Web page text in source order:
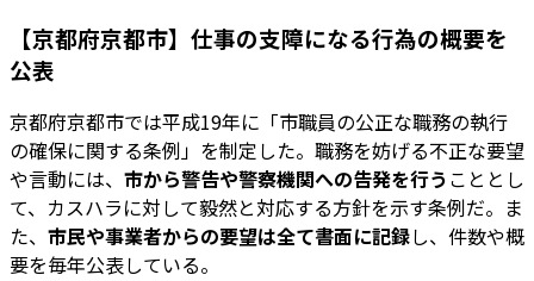
【京都府京都市】仕事の支障になる行為の概要を
公表
京都府京都市では平成19年に「市職員の公正な職務の執行
の確保に関する条例」を制定した。職務を妨げる不正な要望
や言動には、 市から警告や警察機関への告発を行うこととし
て、カスハラに対して毅然と対応する方針を示す条例だ。ま
た、 市民や事業者からの要望は全て書面に記録し、件数や概
要を毎年公表している。